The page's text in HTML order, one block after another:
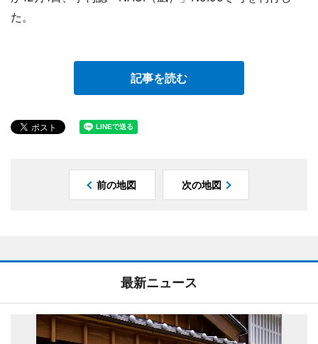
た。
記事を読む
前の地図 次の地図
最新ニュース